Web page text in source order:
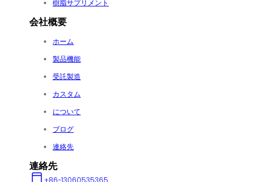
樹脂サプリメント
会社概要
ホーム
製品機能
受託製造
カスタム
について
ブログ
連絡先
連絡先
+86-13060535365